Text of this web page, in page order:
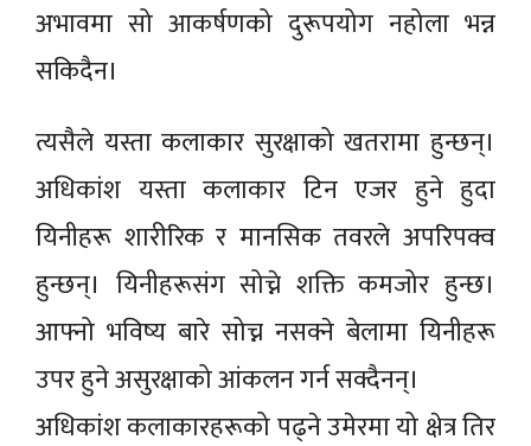
अभावमा सो आकर्षणको दुरूपयोग नहोला भन्न
सकिदैन।
त्यसैले यस्ता कलाकार सुरक्षाको खतरामा हुन्छन्।
अधिकांश यस्ता कलाकार टिन एजर हुने हुदा
यिनीहरू शारीरिक र मानसिक तवरले अपरिपक्व
हुन्छन्। यिनीहरूसंग सोच्ने शक्ति कमजोर हुन्छ।
आफ्नो भविष्य बारे सोच्न नसक्ने बेलामा यिनीहरू
उपर हुने असुरक्षाको आंकलन गर्न सक्दैनन्।
अधिकांश कलाकारहरूको पढ्ने उमेरमा यो क्षेत्र तिर